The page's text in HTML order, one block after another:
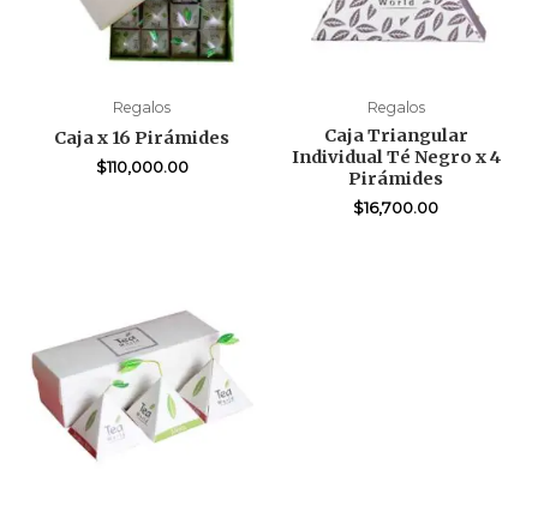
Regalos
Caja x 16 Pirámides
$110,000.00
Regalos
Caja Triangular
Individual Té Negro x 4
Pirámides
$16,700.00